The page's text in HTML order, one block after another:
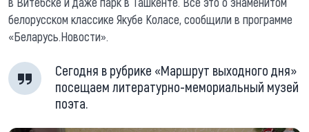
белорусском классике Якубе Коласе, сообщили в программе
«Беларусь.Новости».
Сегодня в рубрике «Маршрут выходного дня»
посещаем литературно-мемориальный музей
поэта.